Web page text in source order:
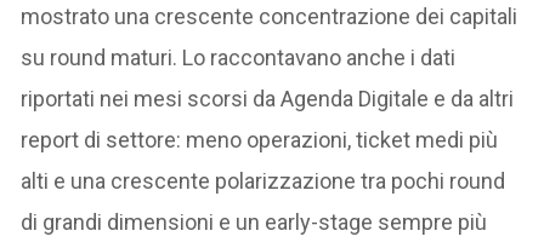
mostrato una crescente concentrazione dei capitali
su round maturi. Lo raccontavano anche i dati
riportati nei mesi scorsi da Agenda Digitale e da altri
report di settore: meno operazioni, ticket medi più
alti e una crescente polarizzazione tra pochi round
di grandi dimensioni e un early-stage sempre più